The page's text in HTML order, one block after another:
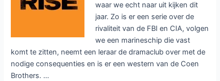
waar we echt naar uit kijken dit
jaar. Zo is er een serie over de
rivaliteit van de FBI en CIA, volgen
we een marineschip die vast
komt te zitten, neemt een leraar de dramaclub over met de
nodige consequenties en is er een western van de Coen
Brothers. …